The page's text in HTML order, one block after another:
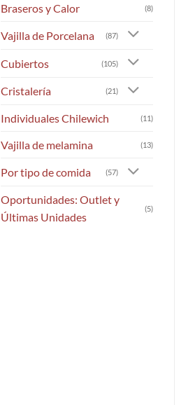
Braseros y Calor (8)
Vajilla de Porcelana (87)
Cubiertos (105)
Cristalería (21)
Individuales Chilewich (11)
Vajilla de melamina (13)
Por tipo de comida (57)
Oportunidades: Outlet y
Últimas Unidades
(5)